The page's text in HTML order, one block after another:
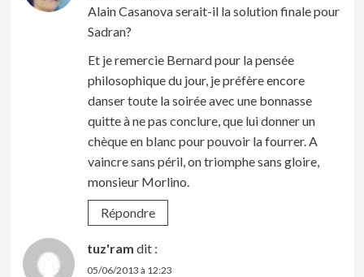
Alain Casanova serait-il la solution finale pour
Sadran?
Et je remercie Bernard pour la pensée
philosophique du jour, je préfère encore
danser toute la soirée avec une bonnasse
quitte à ne pas conclure, que lui donner un
chèque en blanc pour pouvoir la fourrer. A
vaincre sans péril, on triomphe sans gloire,
monsieur Morlino.
Répondre
tuz'ram dit :
05/06/2013 à 12:23